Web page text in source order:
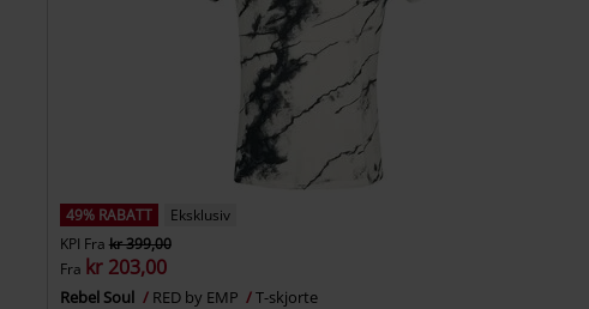
49% RABATT
Eksklusiv
KPI Fra kr 399,00
Fra kr 203,00
Rebel Soul RED by EMP T-skjorte